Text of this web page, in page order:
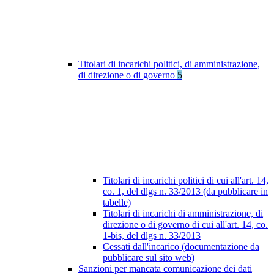
Titolari di incarichi politici, di amministrazione,
di direzione o di governo 5
Titolari di incarichi politici di cui all'art. 14,
co. 1, del dlgs n. 33/2013 (da pubblicare in
tabelle)
Titolari di incarichi di amministrazione, di
direzione o di governo di cui all'art. 14, co.
1-bis, del dlgs n. 33/2013
Cessati dall'incarico (documentazione da
pubblicare sul sito web)
Sanzioni per mancata comunicazione dei dati